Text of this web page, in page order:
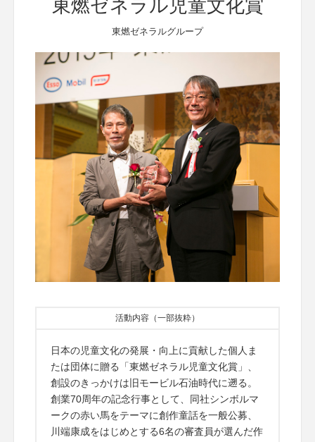
東燃ゼネラル児童文化賞
東燃ゼネラルグループ
活動内容（一部抜粋）
日本の児童文化の発展・向上に貢献した個人ま
たは団体に贈る「東燃ゼネラル児童文化賞」、
創設のきっかけは旧モービル石油時代に遡る。
創業70周年の記念行事として、同社シンボルマ
ークの赤い馬をテーマに創作童話を一般公募、
川端康成をはじめとする6名の審査員が選んだ作